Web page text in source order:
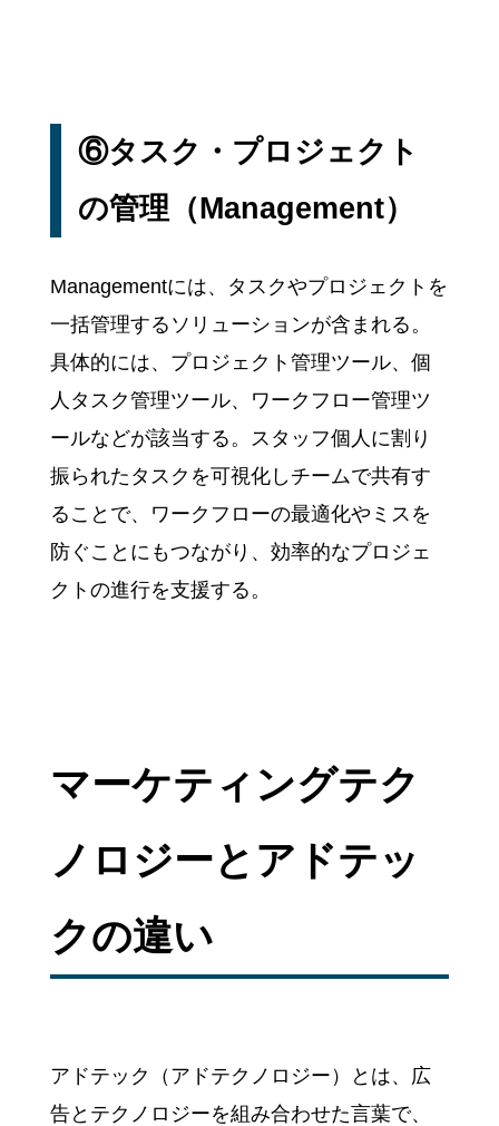
⑥タスク・プロジェクト
の管理（Management）
Managementには、タスクやプロジェクトを
一括管理するソリューションが含まれる。
具体的には、プロジェクト管理ツール、個
人タスク管理ツール、ワークフロー管理ツ
ールなどが該当する。スタッフ個人に割り
振られたタスクを可視化しチームで共有す
ることで、ワークフローの最適化やミスを
防ぐことにもつながり、効率的なプロジェ
クトの進行を支援する。
マーケティングテク
ノロジーとアドテッ
クの違い
アドテック（アドテクノロジー）とは、広
告とテクノロジーを組み合わせた言葉で、